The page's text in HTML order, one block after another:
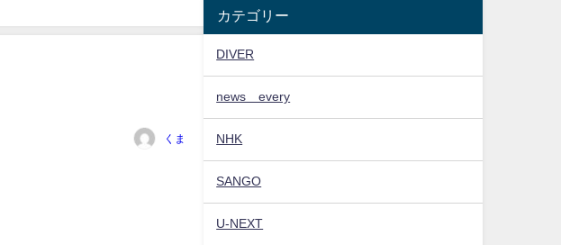
くま
カテゴリー
DIVER
news every
NHK
SANGO
U-NEXT